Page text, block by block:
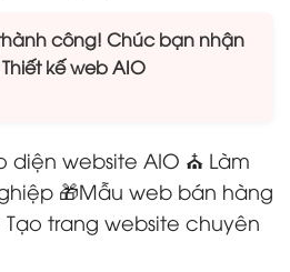
công! Chúc bạn nhận
kế web AIO
website AIO ⛪ Làm
🎁Mẫu web bán hàng
Tạo trang website chuyên